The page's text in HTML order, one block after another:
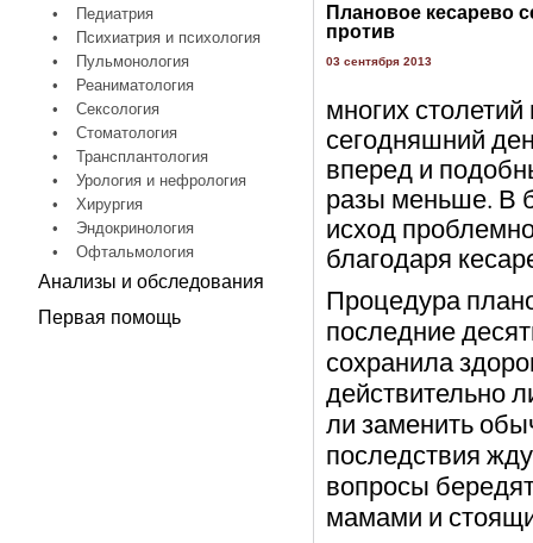
•
Педиатрия
•
Психиатрия и психология
•
Пульмонология
•
Реаниматология
•
Сексология
•
Стоматология
•
Трансплантология
•
Урология и нефрология
•
Хирургия
•
Эндокринология
•
Офтальмология
Анализы и обследования
Первая помощь
Плановое кесарево
против
03 сентября 2013
многих
сегодняшний
вперед и
разы меньше. В
исход
благодаря
Процедура
последние
сохранила
действительно
ли заменить
последствия
вопросы
мамами и